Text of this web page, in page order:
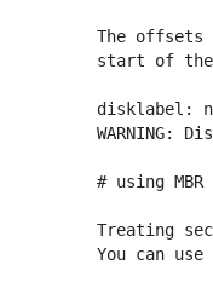
The offsets
start of
disklabel:
WARNING:
# using MBR
Treating
You can use